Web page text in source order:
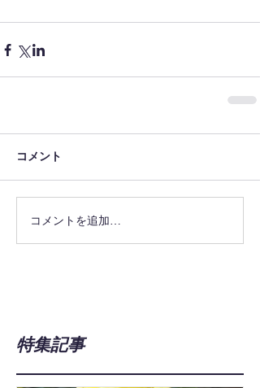
コメント
コメントを追加…
特集記事